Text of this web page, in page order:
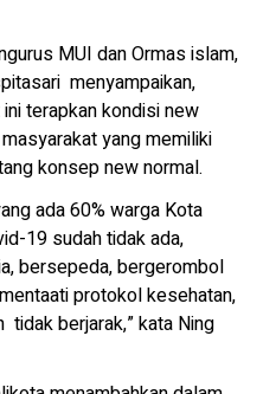
MUI dan Ormas islam,
menyampaikan,
terapkan kondisi new
yang memiliki
konsep new normal.
ada 60% warga Kota
19 sudah tidak ada,
bersepeda, bergerombol
protokol kesehatan,
berjarak,” kata Ning